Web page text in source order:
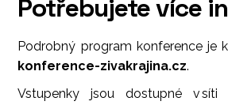
Potřebujete více
Podrobný program konference je
konference-zivakrajina.cz.
Vstupenky jsou dostupné v síti